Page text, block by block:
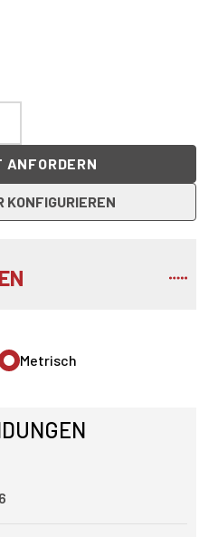
ANFORDERN
KONFIGURIEREN
Metrisch